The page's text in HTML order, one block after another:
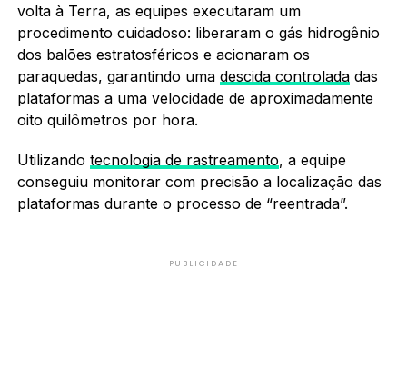
volta à Terra, as equipes executaram um
procedimento cuidadoso: liberaram o gás hidrogênio
dos balões estratosféricos e acionaram os
paraquedas, garantindo uma descida controladadas
plataformas a uma velocidade de aproximadamente
oito quilômetros por hora.
Utilizando tecnologia de rastreamento, a equipe
conseguiu monitorar com precisão a localização das
plataformas durante o processo de “reentrada”.
PUBLICIDADE